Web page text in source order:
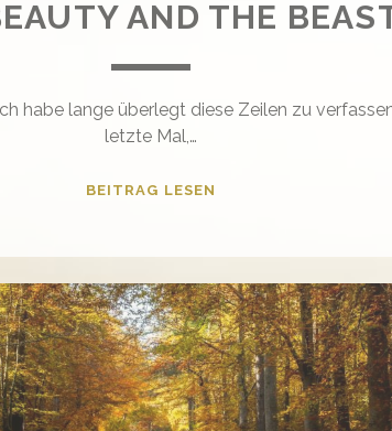
AND THE
habe lange überlegt diese Zeilen zu
letzte Mal,…
BEITRAG LESEN
BEAST